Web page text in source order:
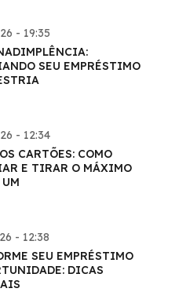
- 19:35
SEU EMPRÉSTIMO
- 12:34
CARTÕES: COMO
E TIRAR O MÁXIMO
- 12:38
SEU EMPRÉSTIMO
DICAS